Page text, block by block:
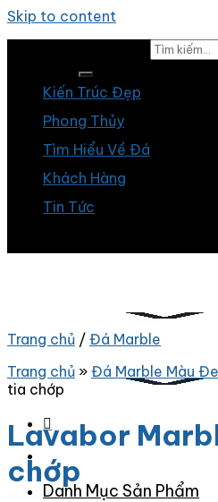
Skip to content
Kiến Trúc Đẹp
Phong Thủy
Tìm Hiểu Về Đá
Khách Hàng
Tin Tức
Danh Mục Sản Phẩm
Trang chủ / Đá Marble
Trang chủ » Đá Marble Màu
tia chớp
Lavabor
chớp